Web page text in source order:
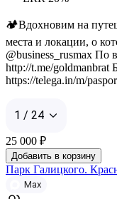
🏕️Вдохновим на
места и локации, о
@business_rusmax По
http://t.me/goldmanbrat
https://telega.in/m/
1 / 24
25 000 ₽
Добавить в корзину
Парк Галицкого.
Max